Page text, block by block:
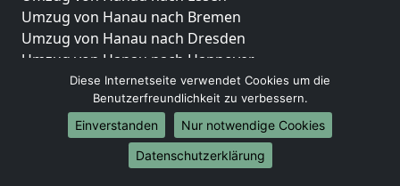
Umzug von Hanau nach Bremen
Umzug von Hanau nach Dresden
Umzug von Hanau nach Hannover
Umzug von Hanau nach Nürnberg
Umzug von Hanau nach Duisburg
Umzug von Hanau nach Bochum
Umzug von Hanau nach Wuppertal
Umzug von Hanau nach Bielefeld
Diese Internetseite verwendet Cookies um die
Benutzerfreundlichkeit zu verbessern.
Einverstanden
Nur notwendige Cookies
Datenschutzerklärung